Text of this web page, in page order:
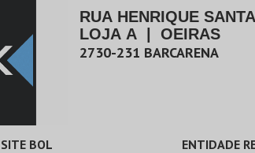
RUA HENRIQUE
LOJA A
OEIRAS
2730-231 BARCARENA
SITE BOL ENTIDADE